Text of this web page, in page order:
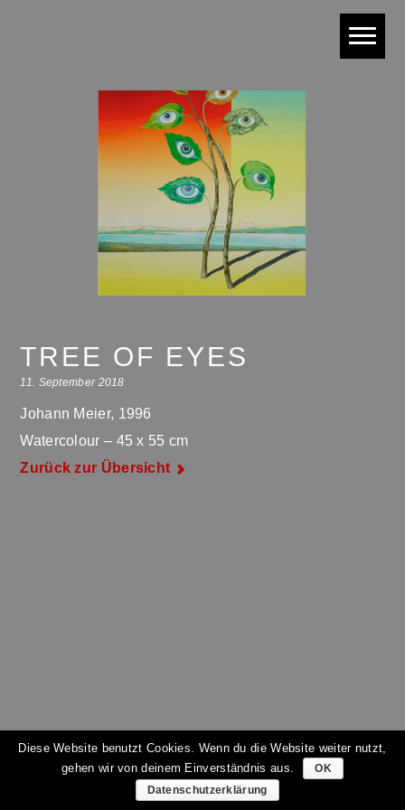
TREE OF EYES
11. September 2018
Johann Meier, 1996
Watercolour – 45 x 55 cm
Zurück zur Übersicht
Diese Website benutzt Cookies. Wenn du die Website weiter nutzt,
gehen wir von deinem Einverständnis aus.
OK
Datenschutzerklärung